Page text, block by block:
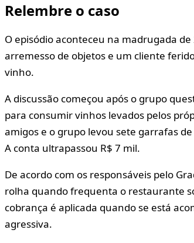
Relembre o caso
O episódio aconteceu na madrugada
arremesso de objetos e um cliente
vinho.
A discussão começou após o grupo
para consumir vinhos levados pelos
amigos e o grupo levou sete garrafas
A conta ultrapassou R$ 7 mil.
De acordo com os responsáveis pelo
rolha quando frequenta o restaurante
cobrança é aplicada quando se está
agressiva.